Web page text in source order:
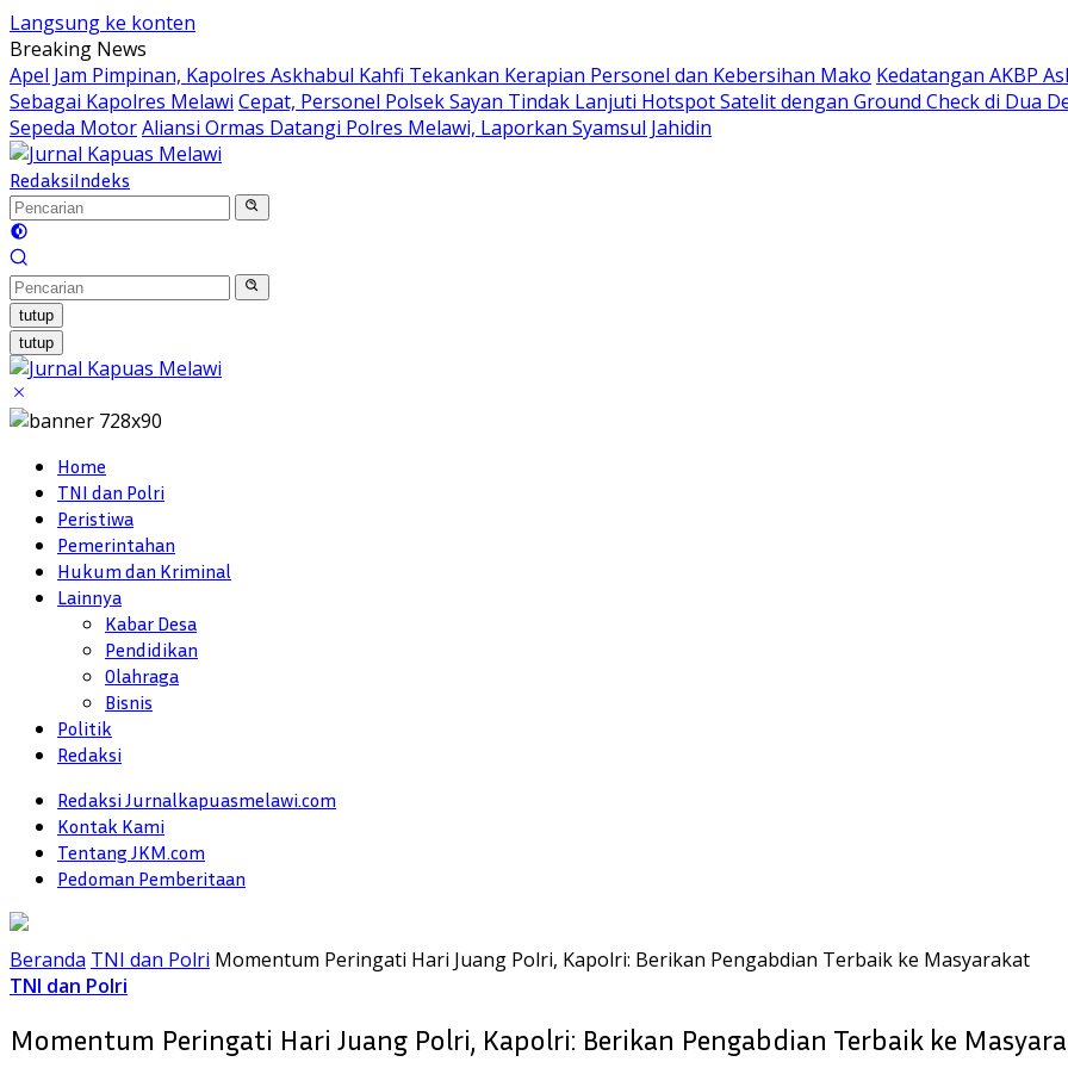
Langsung ke konten
Breaking News
Apel Jam Pimpinan, Kapolres Askhabul Kahfi Tekankan Kerapian Personel dan Kebersihan Mako Kedatangan AKBP
Sebagai Kapolres Melawi Cepat, Personel Polsek Sayan Tindak Lanjuti Hotspot Satelit dengan Ground Check di Dua
Sepeda MotorAliansi Ormas Datangi Polres Melawi, Laporkan Syamsul Jahidin
RedaksiIndeks
tutup
tutup
Home
TNI dan Polri
Peristiwa
Pemerintahan
Hukum dan Kriminal
Lainnya
Kabar Desa
Pendidikan
Olahraga
Bisnis
Politik
Redaksi
Redaksi Jurnalkapuasmelawi.com
Kontak Kami
Tentang JKM.com
Pedoman Pemberitaan
Beranda TNI dan Polri Momentum Peringati Hari Juang Polri, Kapolri: Berikan Pengabdian Terbaik ke Masyarakat
TNI dan Polri
Momentum Peringati Hari Juang Polri, Kapolri: Berikan Pengabdian Terbaik ke